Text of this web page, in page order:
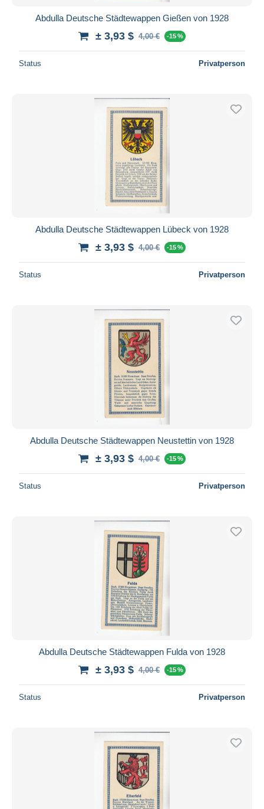
Abdulla Deutsche Städtewappen Gießen von 1928
± 3,93 $ 4,00 € -15 %
Status Privatperson
Abdulla Deutsche Städtewappen Lübeck von 1928
± 3,93 $ 4,00 € -15 %
Status Privatperson
Abdulla Deutsche Städtewappen Neustettin von 1928
± 3,93 $ 4,00 € -15 %
Status Privatperson
Abdulla Deutsche Städtewappen Fulda von 1928
± 3,93 $ 4,00 € -15 %
Status Privatperson